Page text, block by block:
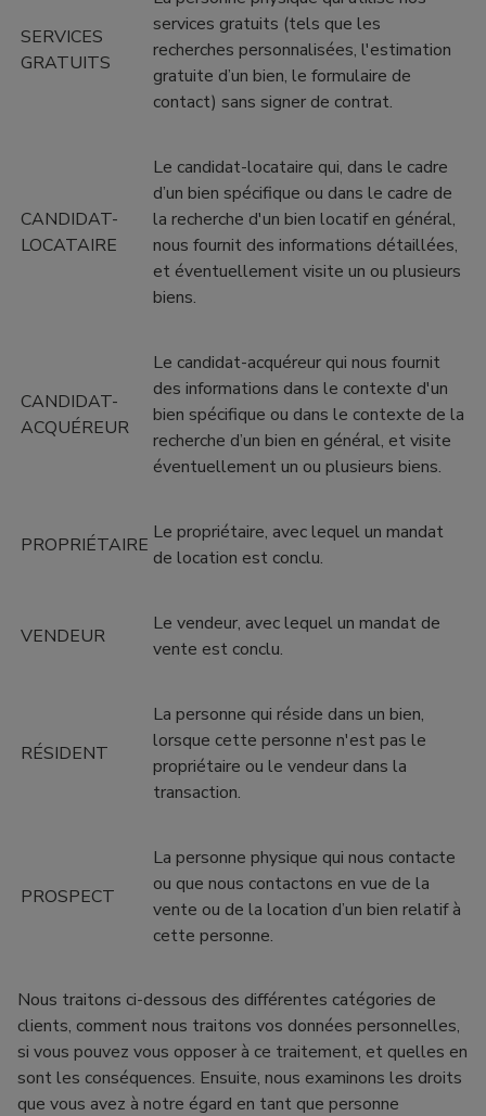
SERVICES
GRATUITS
services gratuits (tels que les
recherches personnalisées, l'estimation
gratuite d’un bien, le formulaire de
contact) sans signer de contrat.
CANDIDAT-
LOCATAIRE
Le candidat-locataire qui, dans le cadre
d’un bien spécifique ou dans le cadre de
la recherche d'un bien locatif en général,
nous fournit des informations détaillées,
et éventuellement visite un ou plusieurs
biens.
CANDIDAT-
ACQUÉREUR
Le candidat-acquéreur qui nous fournit
des informations dans le contexte d'un
bien spécifique ou dans le contexte de la
recherche d’un bien en général, et visite
éventuellement un ou plusieurs biens.
PROPRIÉTAIRE
Le propriétaire, avec lequel un mandat
de location est conclu.
VENDEUR
Le vendeur, avec lequel un mandat de
vente est conclu.
RÉSIDENT
La personne qui réside dans un bien,
lorsque cette personne n'est pas le
propriétaire ou le vendeur dans la
transaction.
PROSPECT
La personne physique qui nous contacte
ou que nous contactons en vue de la
vente ou de la location d’un bien relatif à
cette personne.
Nous traitons ci-dessous des différentes catégories de
clients, comment nous traitons vos données personnelles,
si vous pouvez vous opposer à ce traitement, et quelles en
sont les conséquences. Ensuite, nous examinons les droits
que vous avez à notre égard en tant que personne